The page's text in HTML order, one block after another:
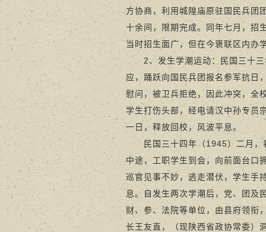
方协商，利用城隍庙原驻国民兵团
十余间，限期完成。同年七月，招
当时招生面广，但在今褒联区内办
2、发生学潮运动：民国三十三
应，踊跃向国民兵团报名参军抗日
慰问，被卫兵拒绝，因此冲突，全
学生打伤头部，经电请汉中孙专员
一日，释放回校，风波平息。
民国三十四年（1945）二月，
中途，工职学生到会，向前面台口
巡官见事不妙，逃走潜伏，学生手
息。自发生两次学潮后，党、团及
财、参、法院等单位，由县府领衔
长王友直，（现陕西省政协常委）